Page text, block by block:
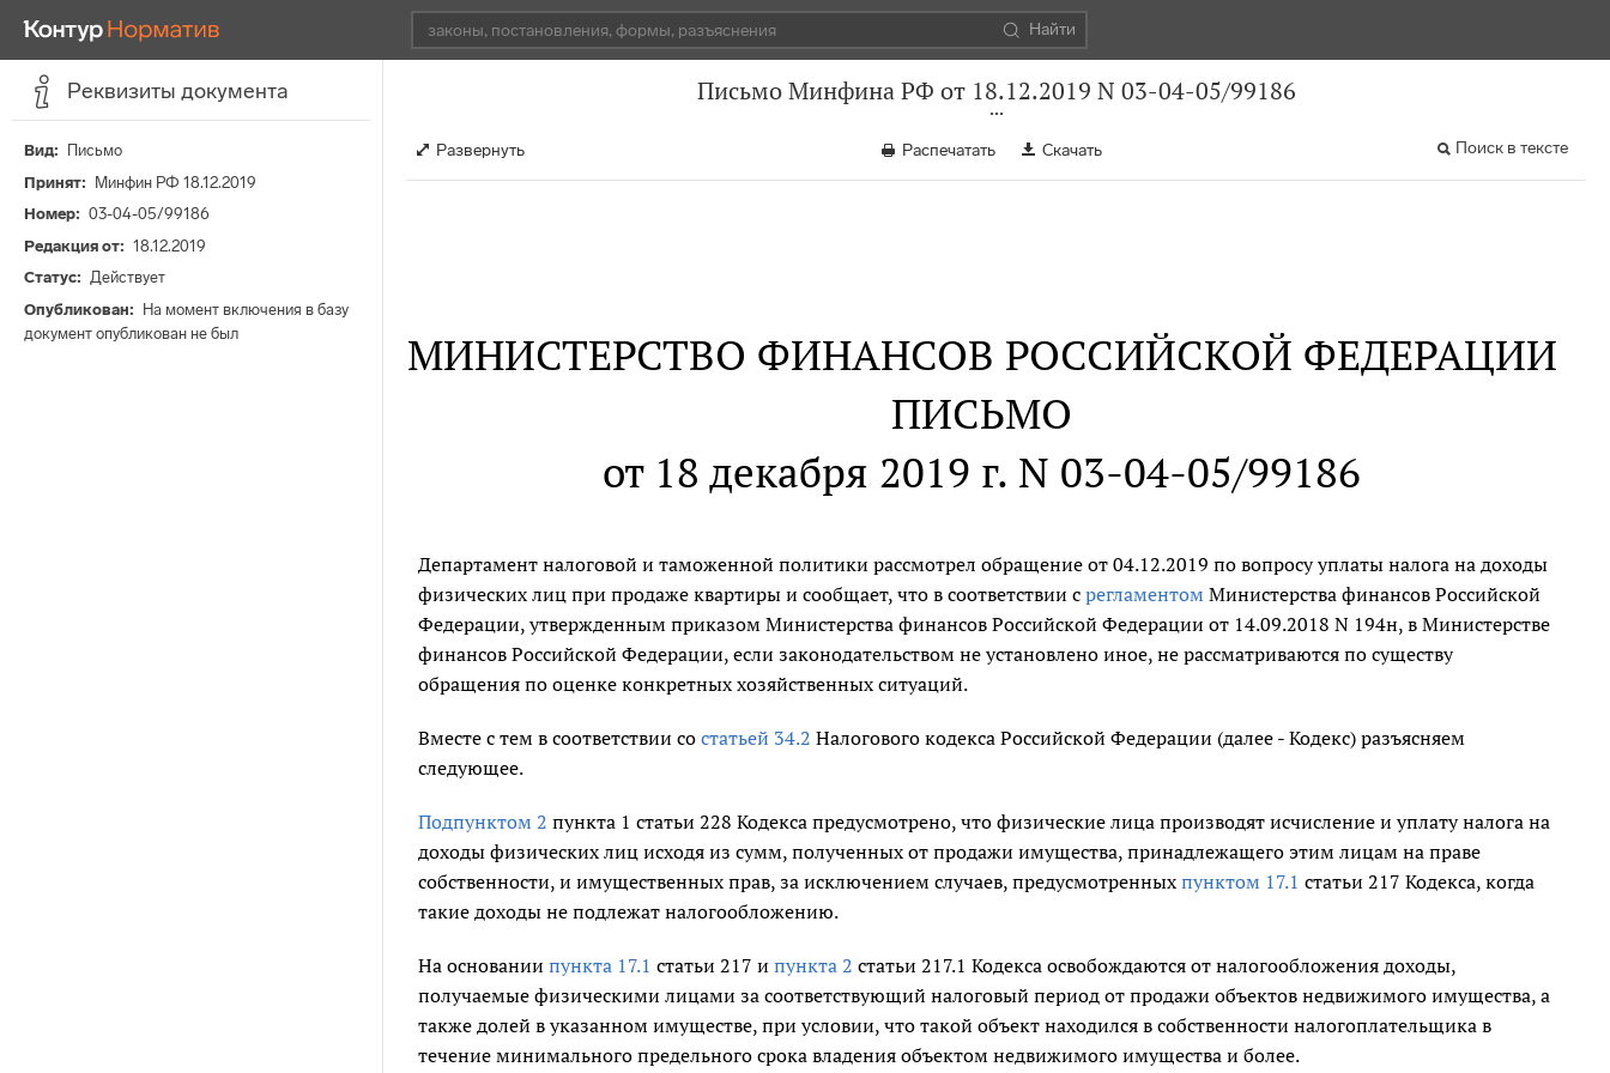
Найти
Реквизиты документа
Вид
Письмо
Принят
Минфин РФ 18.12.2019
Номер
03-04-05/99186
Редакция от
18.12.2019
Статус
Действует
Опубликован
На момент включения в базу
документ опубликован не был
Письмо Минфина РФ от 18.12.2019 N 03-04-05/99186
Развернуть Распечатать Скачать Поиск в тексте
МИНИСТЕРСТВО ФИНАНСОВ РОССИЙСКОЙ ФЕДЕРАЦИИ
ПИСЬМО
от 18 декабря 2019 г. N 03-04-05/99186
Департамент налоговой и таможенной политики рассмотрел обращение от 04.12.2019 по вопросу уплаты налога на доходы
физических лиц при продаже квартиры и сообщает, что в соответствии с регламентом Министерства финансов Российской
Федерации, утвержденным приказом Министерства финансов Российской Федерации от 14.09.2018 N 194н, в Министерстве
финансов Российской Федерации, если законодательством не установлено иное, не рассматриваются по существу
обращения по оценке конкретных хозяйственных ситуаций.
Вместе с тем в соответствии со статьей 34.2 Налогового кодекса Российской Федерации (далее - Кодекс) разъясняем
следующее.
Подпунктом 2 пункта 1 статьи 228 Кодекса предусмотрено, что физические лица производят исчисление и уплату налога на
доходы физических лиц исходя из сумм, полученных от продажи имущества, принадлежащего этим лицам на праве
собственности, и имущественных прав, за исключением случаев, предусмотренных пунктом 17.1 статьи 217 Кодекса, когда
такие доходы не подлежат налогообложению.
На основании пункта 17.1 статьи 217 и пункта 2 статьи 217.1 Кодекса освобождаются от налогообложения доходы,
получаемые физическими лицами за соответствующий налоговый период от продажи объектов недвижимого имущества, а
также долей в указанном имуществе, при условии, что такой объект находился в собственности налогоплательщика в
течение минимального предельного срока владения объектом недвижимого имущества и более.